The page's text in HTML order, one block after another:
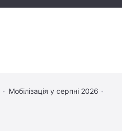
Мобілізація у серпні 2026